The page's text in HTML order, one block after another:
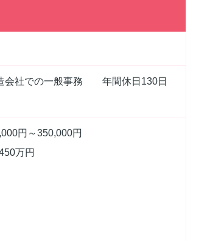
会社での一般事務 年間休日130日
円～350,000円
万円